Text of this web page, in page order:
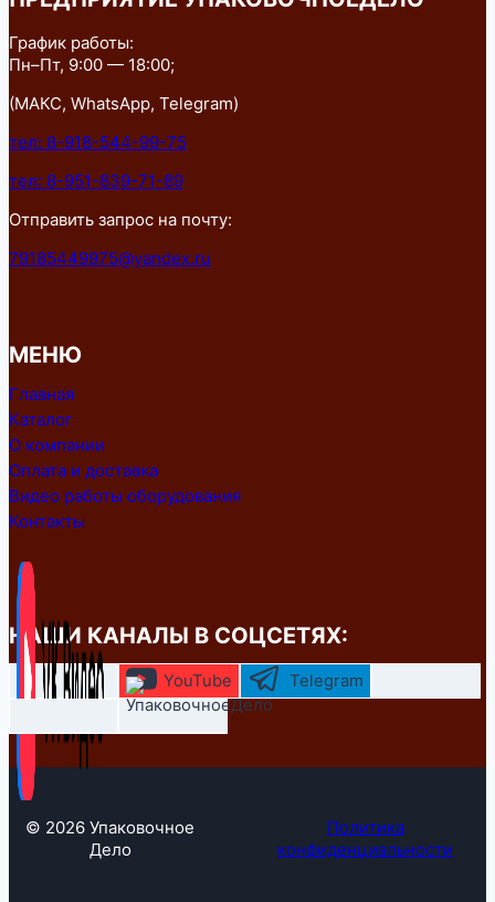
График работы:
Пн–Пт, 9:00 — 18:00;
(МАКС, WhatsApp, Telegram)
тел: 8-918-544-99-75
тел: 8-951-839-71-89
Отправить запрос на почту:
79185449975@yandex.ru
МЕНЮ
Главная
Каталог
О компании
Оплата и доставка
Видео работы оборудования
Контакты
НАШИ КАНАЛЫ В СОЦСЕТЯХ:
YouTube Telegram
© 2026 Упаковочное
Дело
Политика
конфиденциальности